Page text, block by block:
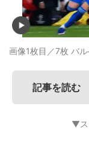
画像1枚目／7枚 バ
記事を読む
▼ス